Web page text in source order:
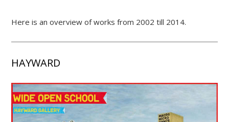
Here is an overview of works from 2002 till 2014.
HAYWARD